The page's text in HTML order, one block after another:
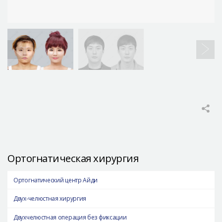
Ортогнатическая хирургия
Ортогнатический центр Айди
Двух-челюстная хирургия
Двухчелюстная операция без фиксации